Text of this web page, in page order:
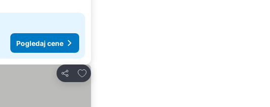
Pogledaj cene
Deli
Dodati u favorite